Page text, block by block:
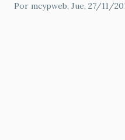
Por mcypweb, Jue, 27/11/